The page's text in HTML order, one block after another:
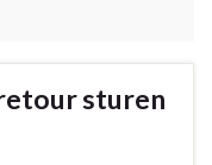
sturen